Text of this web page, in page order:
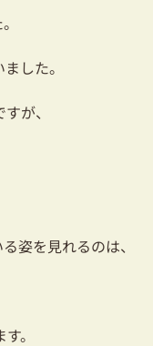
した。
が、
姿を見れるのは、
。